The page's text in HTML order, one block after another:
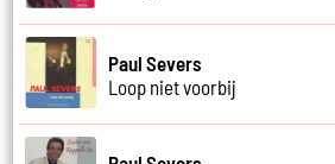
Paul Severs
Loop niet voorbij